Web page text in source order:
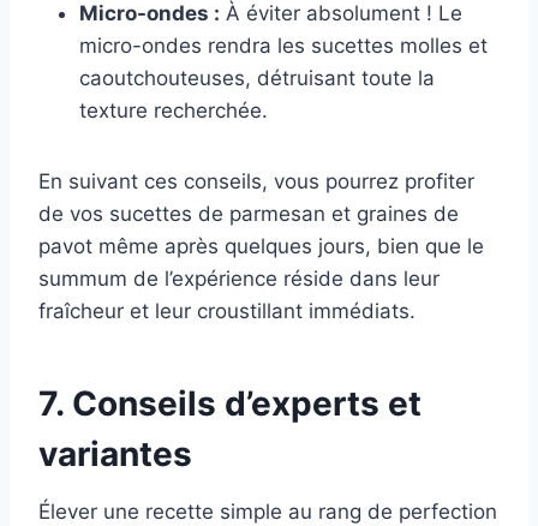
Micro-ondes : À éviter absolument ! Le
micro-ondes rendra les sucettes molles et
caoutchouteuses, détruisant toute la
texture recherchée.
En suivant ces conseils, vous pourrez profiter
de vos sucettes de parmesan et graines de
pavot même après quelques jours, bien que le
summum de l’expérience réside dans leur
fraîcheur et leur croustillant immédiats.
7. Conseils d’experts et
variantes
Élever une recette simple au rang de perfection